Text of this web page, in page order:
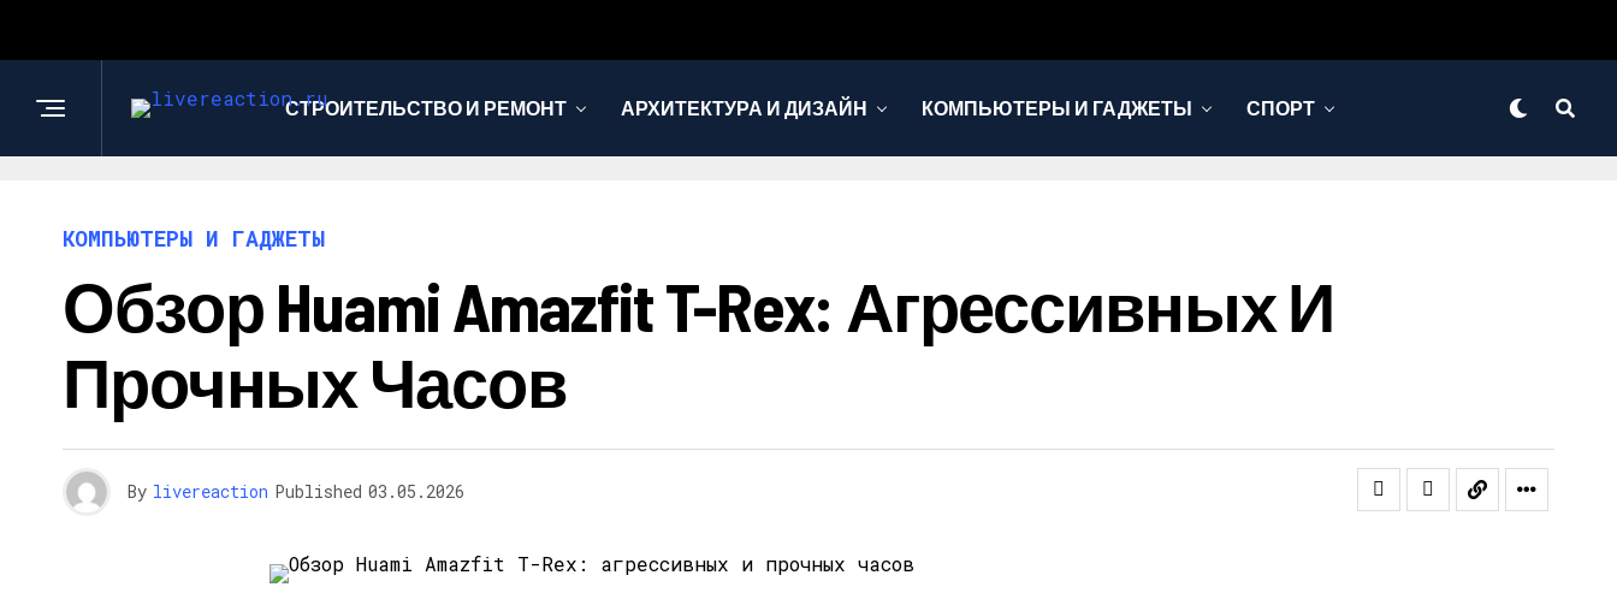
СТРОИТЕЛЬСТВО И РЕМОНТ АРХИТЕКТУРА И ДИЗАЙН КОМПЬЮТЕРЫ И ГАДЖЕТЫ СПОРТ
КОМПЬЮТЕРЫ И ГАДЖЕТЫ
Обзор Huami Amazfit T-Rex: Агрессивных И
Прочных Часов
By livereaction Published 03.05.2026